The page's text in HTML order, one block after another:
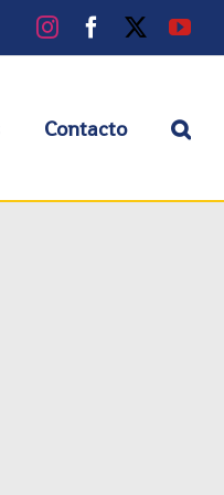
InstagramFacebook
Contacto